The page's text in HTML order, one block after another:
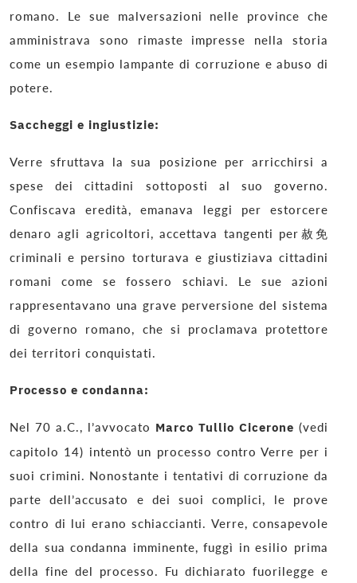
romano. Le sue malversazioni nelle province che
amministrava sono rimaste impresse nella storia
come un esempio lampante di corruzione e abuso di
potere.
Saccheggi e ingiustizie:
Verre sfruttava la sua posizione per arricchirsi a
spese dei cittadini sottoposti al suo governo.
Confiscava eredità, emanava leggi per estorcere
denaro agli agricoltori, accettava tangenti per赦免
criminali e persino torturava e giustiziava cittadini
romani come se fossero schiavi. Le sue azioni
rappresentavano una grave perversione del sistema
di governo romano, che si proclamava protettore
dei territori conquistati.
Processo e condanna:
Nel 70 a.C., l’avvocato Marco Tullio Cicerone (vedi
capitolo 14) intentò un processo contro Verre per i
suoi crimini. Nonostante i tentativi di corruzione da
parte dell’accusato e dei suoi complici, le prove
contro di lui erano schiaccianti. Verre, consapevole
della sua condanna imminente, fuggì in esilio prima
della fine del processo. Fu dichiarato fuorilegge e